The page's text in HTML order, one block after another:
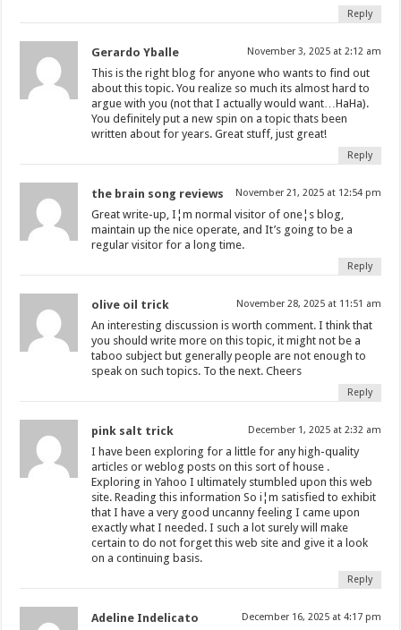
Reply
Gerardo Yballe November 3, 2025 at 2:12 am
This is the right blog for anyone who wants to find out
about this topic. You realize so much its almost hard to
argue with you (not that I actually would want…HaHa).
You definitely put a new spin on a topic thats been
written about for years. Great stuff, just great!
Reply
the brain song reviews November 21, 2025 at 12:54 pm
Great write-up, I¦m normal visitor of one¦s blog,
maintain up the nice operate, and It’s going to be a
regular visitor for a long time.
Reply
olive oil trick November 28, 2025 at 11:51 am
An interesting discussion is worth comment. I think that
you should write more on this topic, it might not be a
taboo subject but generally people are not enough to
speak on such topics. To the next. Cheers
Reply
pink salt trick December 1, 2025 at 2:32 am
I have been exploring for a little for any high-quality
articles or weblog posts on this sort of house .
Exploring in Yahoo I ultimately stumbled upon this web
site. Reading this information So i¦m satisfied to exhibit
that I have a very good uncanny feeling I came upon
exactly what I needed. I such a lot surely will make
certain to do not forget this web site and give it a look
on a continuing basis.
Reply
Adeline Indelicato December 16, 2025 at 4:17 pm